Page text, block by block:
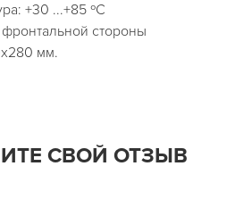
+30 ...+85 ºС
стороны
мм.
СВОЙ ОТЗЫВ